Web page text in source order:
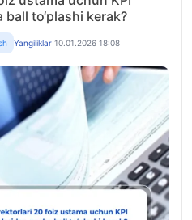
to‘plashi kerak?
Yangiliklar 10.01.2026 18:08